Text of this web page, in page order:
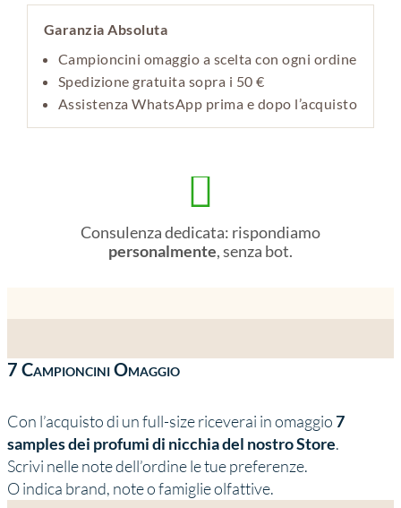
Garanzia Absoluta
Campioncini omaggio a scelta con ogni ordine
Spedizione gratuita sopra i 50 €
Assistenza WhatsApp prima e dopo l’acquisto

Consulenza dedicata: rispondiamo
personalmente, senza bot.
7 Campioncini Omaggio
Con l’acquisto di un full-size riceverai in omaggio7
samples dei profumi di nicchia del nostro Store.
Scrivi nelle note dell’ordine le tue preferenze.
O indica brand, note o famiglie olfattive.